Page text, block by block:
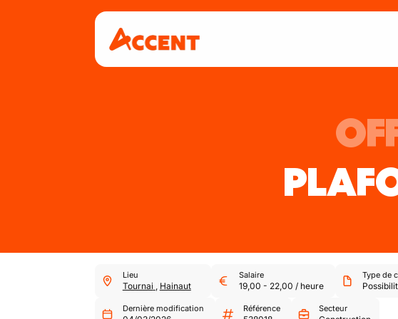
Lieu
Tournai , Hainaut
Salaire
19,00 - 22,00 / heure
Type de
Dernière modification Référence Secteur